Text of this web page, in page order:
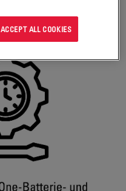
ACCEPT ALL COOKIES